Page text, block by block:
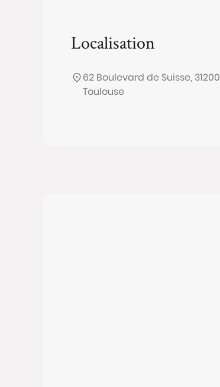
Localisation
62 Boulevard de Suisse, 31200
Toulouse